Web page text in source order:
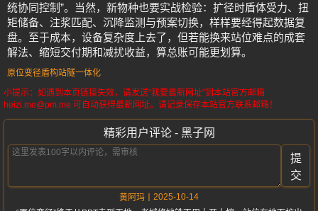
统协同控制”。当然，新物种也要实战检验：扩径时盾体受力、扭
矩储备、注浆匹配、沉降监测与预案切换，样样要经得起数据复
盘。至于成本，设备复杂度上去了，但若能换来站位难点的成套
解法、缩短交付期和减扰收益，算总账可能更划算。
原位变径盾构站隧一体化
小提示：如遇到本页链接失效，请发送“我要最新网址”到本站官方邮箱
heizi.me@pm.me 可自动获得最新网址。请记录保存本站官方联系邮箱！
精彩用户评论 - 黑子网
提
交
黄阿玛
2025-10-14